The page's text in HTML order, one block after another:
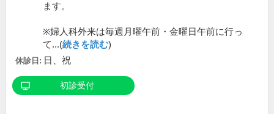
ます。
※婦人科外来は毎週月曜午前・金曜日午前に行っ
て...(続きを読む)
休診日: 日、祝
初診受付